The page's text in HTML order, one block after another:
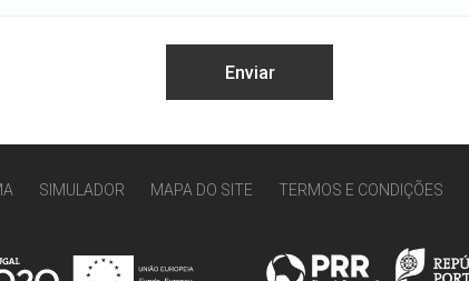
SIMULADOR MAPA DO SITE TERMOS E CONDIÇÕES